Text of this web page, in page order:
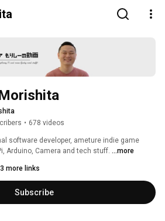
• 678 videos
software developer, ameture indie game
Arduino, Camera and tech stuff. ...more
more links
Subscribe